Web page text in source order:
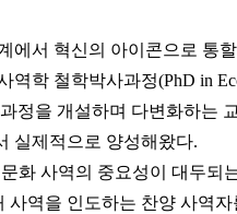
에서 혁신의 아이콘으로 통
역학 철학박사과정(PhD in
과정을 개설하며 다변화하는
실제적으로 양성해왔다.
화 사역의 중요성이 대두되
사역을 인도하는 찬양 사역